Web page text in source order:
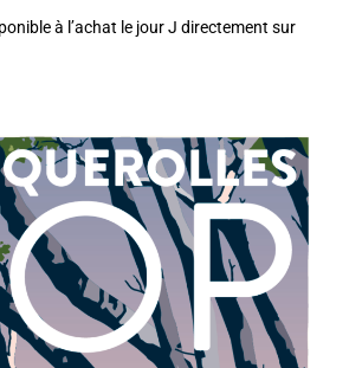
à l’achat le jour J directement sur